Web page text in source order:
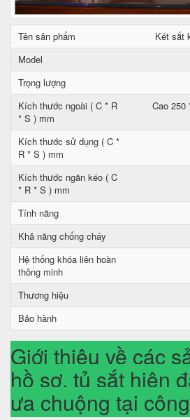
Tên sản phẩm
Két sắt
Model
Trọng lượng
Kích thước ngoài ( C * R
* S ) mm
Cao 250
Kích thước sử dụng ( C *
R * S ) mm
Kích thước ngăn kéo ( C
* R * S ) mm
Tính năng
Khả năng chống cháy
Hệ thống khóa liên hoàn
thông minh
Thương hiệu
Bảo hành
Giới thiệu về các
hồ sơ, tủ sắt hiện
ưa chuộng tại